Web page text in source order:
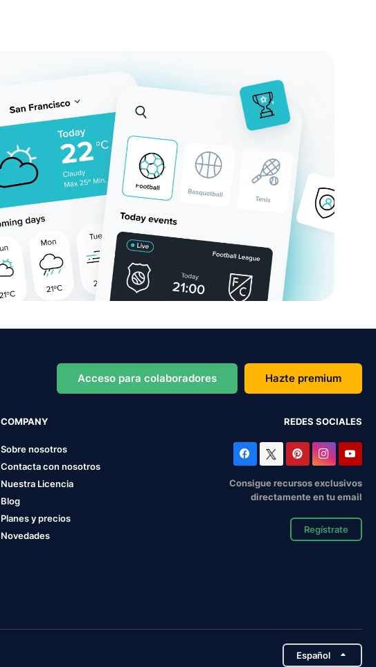
Acceso para colaboradores Hazte premium
COMPANY
Sobre nosotros
Contacta con nosotros
Nuestra Licencia
Blog
Planes y precios
Novedades
REDES SOCIALES
Consigue recursos exclusivos
directamente en tu email
Regístrate
Español